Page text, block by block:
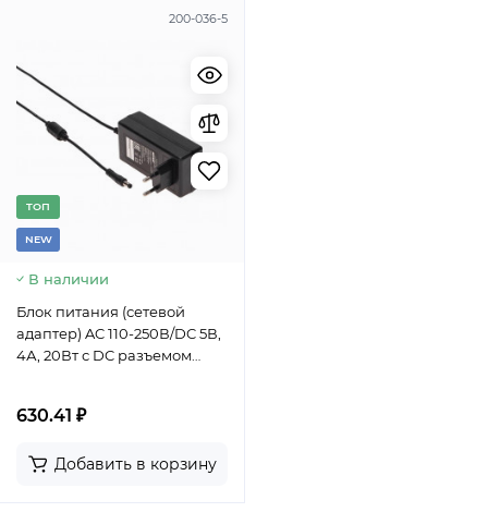
200-036-5
TОП
NEW
В наличии
Блок питания (сетевой
адаптер) AC 110-250В/DC 5В,
4А, 20Вт с DC разъемом
630.41 ₽
Добавить в корзину